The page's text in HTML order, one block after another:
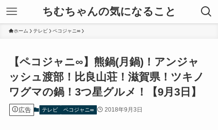
ちむちゃんの気になること
ホーム テレビ ペコジャニ∞
【ペコジャニ∞】熊鍋(月鍋)！アンジャ
ッシュ渡部！比良山荘！滋賀県！ツキノ
ワグマの鍋！3つ星グルメ！【9月3日】
広告 テレビ ペコジャニ∞ 2018年9月3日